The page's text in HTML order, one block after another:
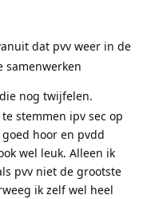
dat pvv weer in de
samenwerken
nog twijfelen.
stemmen ipv sec op
hoor en pvdd
wel leuk. Alleen ik
pvv niet de grootste
ik zelf wel heel